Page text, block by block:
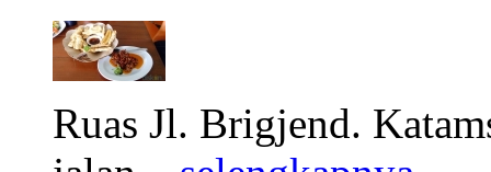
Ruas Jl. Brigjend.